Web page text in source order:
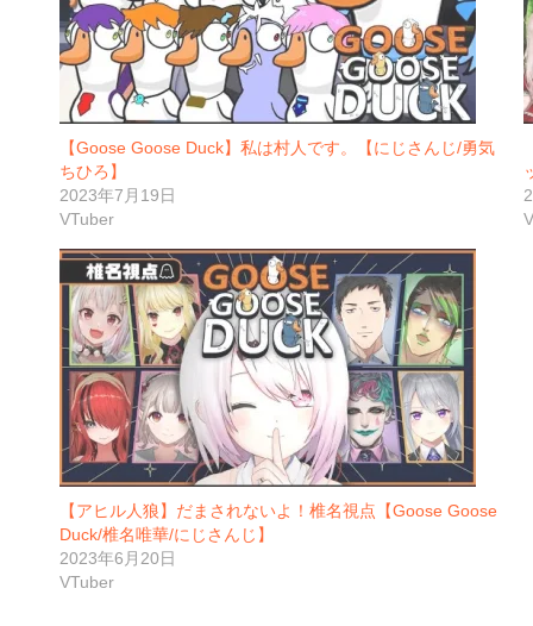
【Goose Goose Duck】私は村人です。【にじさんじ/勇気
ちひろ】
2023年7月19日
VTuber
【アヒル人狼】だまされないよ！椎名視点【Goose Goose
Duck/椎名唯華/にじさんじ】
2023年6月20日
VTuber